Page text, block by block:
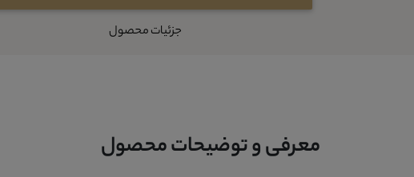
جزئیات محصول
معرفی و توضیحات محصول